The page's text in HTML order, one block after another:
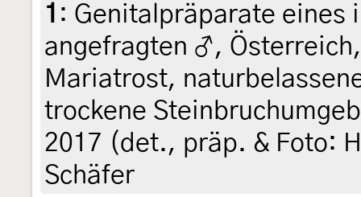
1 : Genitalpräparate eines
angefragten ♂,
Mariatrost,
trockene
2017 (det., präp. & Foto:
Schäfer